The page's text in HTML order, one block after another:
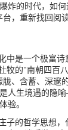
炸的时代，如
，重新找回阅
中是一个极富诗
牧的"南朝四百
、含蓄、深邃
人生境遇的隐
验。
子的哲学思想，